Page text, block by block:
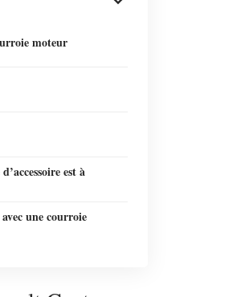
moteur
est à
une courroie